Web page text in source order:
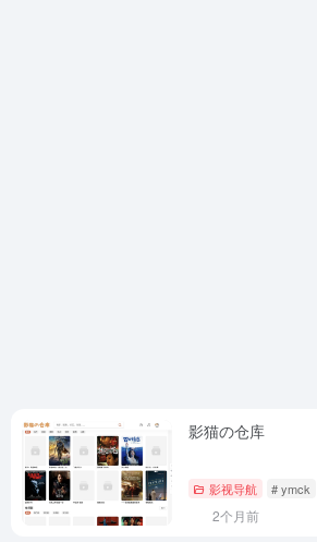
影猫の仓库
影视导航 # ymck
2个月前